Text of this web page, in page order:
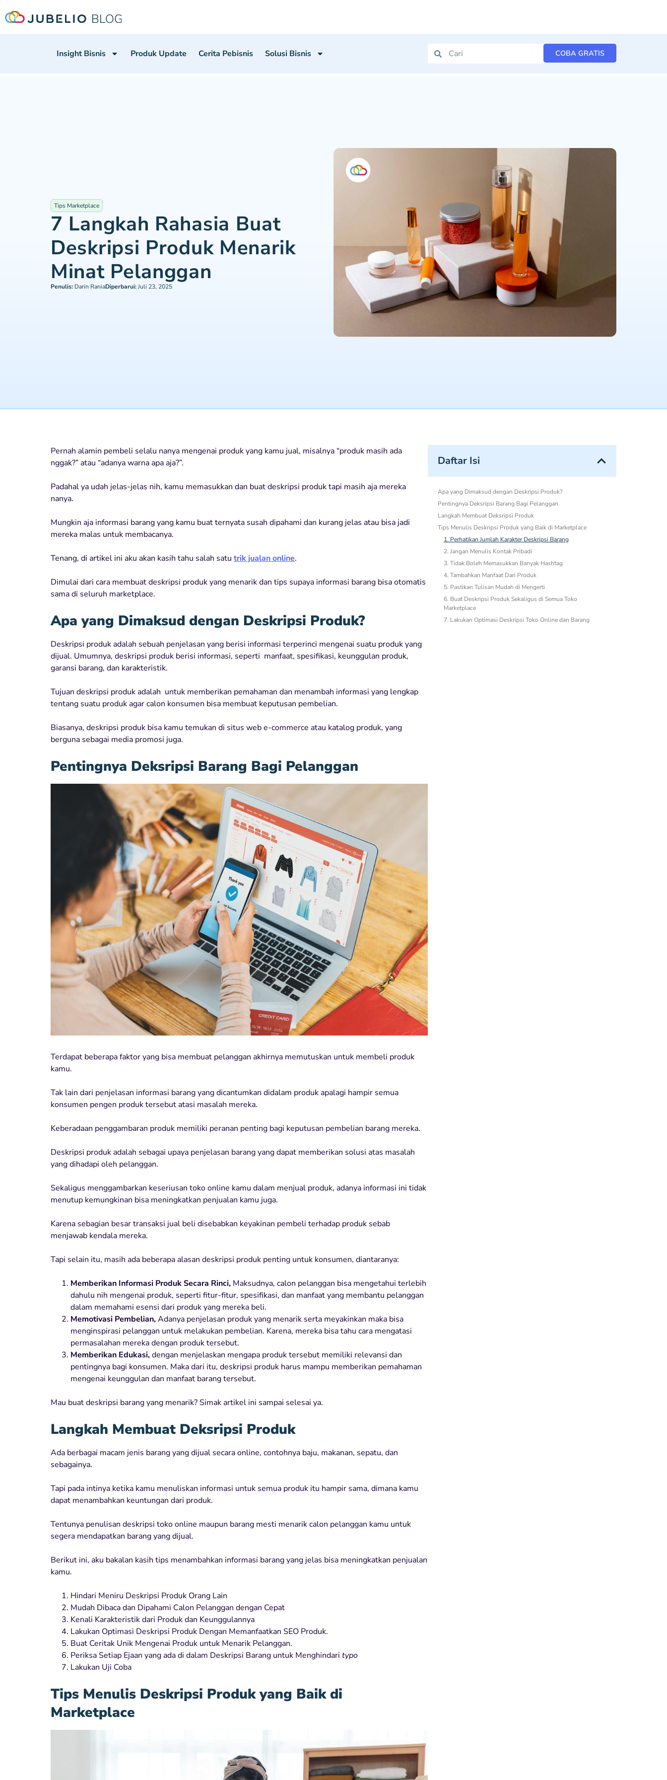
Insight Bisnis Produk Update Cerita Pebisnis Solusi Bisnis COBA GRATIS
Tips Marketplace
7 Langkah Rahasia Buat
Deskripsi Produk Menarik
Minat Pelanggan
Penulis: Darin RaniaDiperbarui:Juli 23, 2025
Pernah alamin pembeli selalu nanya mengenai produk yang kamu jual, misalnya “produk masih ada
nggak?” atau “adanya warna apa aja?”.
Padahal ya udah jelas-jelas nih, kamu memasukkan dan buat deskripsi produk tapi masih aja mereka
nanya.
Mungkin aja informasi barang yang kamu buat ternyata susah dipahami dan kurang jelas atau bisa jadi
mereka malas untuk membacanya.
Tenang, di artikel ini aku akan kasih tahu salah satu trik jualan online.
Dimulai dari cara membuat deskripsi produk yang menarik dan tips supaya informasi barang bisa otomatis
sama di seluruh marketplace.
Apa yang Dimaksud dengan Deskripsi Produk?
Deskripsi produk adalah sebuah penjelasan yang berisi informasi terperinci mengenai suatu produk yang
dijual. Umumnya, deskripsi produk berisi informasi, seperti manfaat, spesifikasi, keunggulan produk,
garansi barang, dan karakteristik.
Tujuan deskripsi produk adalah untuk memberikan pemahaman dan menambah informasi yang lengkap
tentang suatu produk agar calon konsumen bisa membuat keputusan pembelian.
Biasanya, deskripsi produk bisa kamu temukan di situs web e-commerce atau katalog produk, yang
berguna sebagai media promosi juga.
Pentingnya Deksripsi Barang Bagi Pelanggan
Terdapat beberapa faktor yang bisa membuat pelanggan akhirnya memutuskan untuk membeli produk
kamu.
Tak lain dari penjelasan informasi barang yang dicantumkan didalam produk apalagi hampir semua
konsumen pengen produk tersebut atasi masalah mereka.
Keberadaan penggambaran produk memiliki peranan penting bagi keputusan pembelian barang mereka.
Deskripsi produk adalah sebagai upaya penjelasan barang yang dapat memberikan solusi atas masalah
yang dihadapi oleh pelanggan.
Sekaligus menggambarkan keseriusan toko online kamu dalam menjual produk, adanya informasi ini tidak
menutup kemungkinan bisa meningkatkan penjualan kamu juga.
Karena sebagian besar transaksi jual beli disebabkan keyakinan pembeli terhadap produk sebab
menjawab kendala mereka.
Tapi selain itu, masih ada beberapa alasan deskripsi produk penting untuk konsumen, diantaranya:
Memberikan Informasi Produk Secara Rinci, Maksudnya, calon pelanggan bisa mengetahui terlebih
dahulu nih mengenai produk, seperti fitur-fitur, spesifikasi, dan manfaat yang membantu pelanggan
dalam memahami esensi dari produk yang mereka beli.
Memotivasi Pembelian,Adanya penjelasan produk yang menarik serta meyakinkan maka bisa
menginspirasi pelanggan untuk melakukan pembelian. Karena, mereka bisa tahu cara mengatasi
permasalahan mereka dengan produk tersebut.
Memberikan Edukasi,dengan menjelaskan mengapa produk tersebut memiliki relevansi dan
pentingnya bagi konsumen. Maka dari itu, deskripsi produk harus mampu memberikan pemahaman
mengenai keunggulan dan manfaat barang tersebut.
Mau buat deskripsi barang yang menarik? Simak artikel ini sampai selesai ya.
Langkah Membuat Deksripsi Produk
Ada berbagai macam jenis barang yang dijual secara online, contohnya baju, makanan, sepatu, dan
sebagainya.
Tapi pada intinya ketika kamu menuliskan informasi untuk semua produk itu hampir sama, dimana kamu
dapat menambahkan keuntungan dari produk.
Tentunya penulisan deskripsi toko online maupun barang mesti menarik calon pelanggan kamu untuk
segera mendapatkan barang yang dijual.
Berikut ini, aku bakalan kasih tips menambahkan informasi barang yang jelas bisa meningkatkan penjualan
kamu.
Hindari Meniru Deskripsi Produk Orang Lain
Mudah Dibaca dan Dipahami Calon Pelanggan dengan Cepat
Kenali Karakteristik dari Produk dan Keunggulannya
Lakukan Optimasi Deskripsi Produk Dengan Memanfaatkan SEO Produk.
Buat Ceritak Unik Mengenai Produk untuk Menarik Pelanggan.
Periksa Setiap Ejaan yang ada di dalam Deskripsi Barang untuk Menghindari typo
Lakukan Uji Coba
Tips Menulis Deskripsi Produk yang Baik di
Marketplace
Daftar Isi
Apa yang Dimaksud dengan Deskripsi Produk?
Pentingnya Deksripsi Barang Bagi Pelanggan
Langkah Membuat Deksripsi Produk
Tips Menulis Deskripsi Produk yang Baik di Marketplace
1. Perhatikan Jumlah Karakter Deskripsi Barang
2. Jangan Menulis Kontak Pribadi
3. Tidak Boleh Memasukkan Banyak Hashtag
4. Tambahkan Manfaat Dari Produk
5. Pastikan Tulisan Mudah di Mengerti
6. Buat Deskripsi Produk Sekaligus di Semua Toko
Marketplace
7. Lakukan Optimasi Deskripsi Toko Online dan Barang